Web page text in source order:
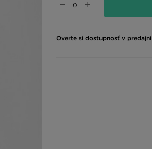
Overte si dostupnosť v predajni